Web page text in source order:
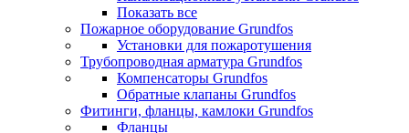
Показать все
Пожарное оборудование Grundfos
Установки для пожаротушения
Трубопроводная арматура Grundfos
Компенсаторы Grundfos
Обратные клапаны Grundfos
Фитинги, фланцы, камлоки Grundfos
Фланцы